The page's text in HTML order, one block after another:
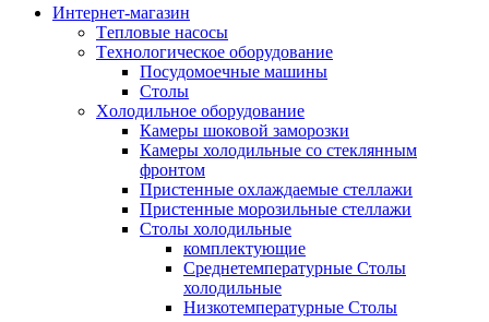
Интернет-магазин
Tепловые насосы
Tехнологическое оборудование
Посудомоечные машины
Столы
Xолодильное оборудование
Камеры шоковой заморозки
Камеры холодильные со стеклянным
фронтом
Пристенные охлаждаемые стеллажи
Пристенные морозильные стеллажи
Столы холодильные
комплектующие
Среднетемпературные Столы
холодильные
Низкотемпературные Столы